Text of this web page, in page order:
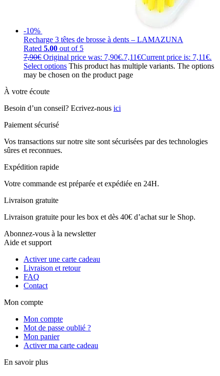
-10%
Recharge 3 têtes de brosse à dents – LAMAZUNA
Rated 5.00 out of 5
7,90€ Original price was: 7,90€.7,11€Current price is: 7,11€.
Select options This product has multiple variants. The options
may be chosen on the product page
À votre écoute
Besoin d’un conseil? Ecrivez-nous ici
Paiement sécurisé
Vos transactions sur notre site sont sécurisées par des technologies
sûres et reconnues.
Expédition rapide
Votre commande est préparée et expédiée en 24H.
Livraison gratuite
Livraison gratuite pour les box et dès 40€ d’achat sur le Shop.
Abonnez-vous à la newsletter
Aide et support
Activer une carte cadeau
Livraison et retour
FAQ
Contact
Mon compte
Mon compte
Mot de passe oublié ?
Mon panier
Activer ma carte cadeau
En savoir plus